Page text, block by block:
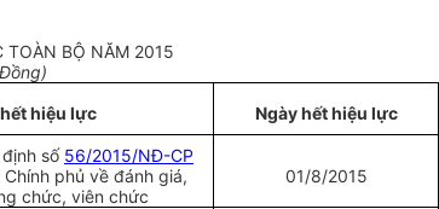
TOÀN BỘ NĂM 2015
hiệu lực Ngày hết hiệu lực
số 56/2015/NĐ-CP
phủ về đánh giá,
chức, viên chức
01/8/2015